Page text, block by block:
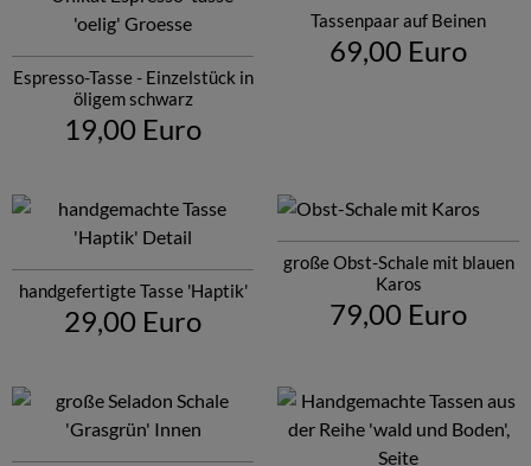
Espresso-Tasse - Einzelstück in
öligem schwarz
19,00 Euro
Tassenpaar auf Beinen
69,00 Euro
handgefertigte Tasse 'Haptik'
29,00 Euro
große Obst-Schale mit blauen
Karos
79,00 Euro